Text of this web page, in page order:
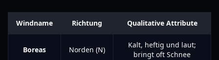
Windname Richtung Qualitative Attribute
Boreas Norden (N)
Kalt, heftig und laut;
bringt oft Schnee